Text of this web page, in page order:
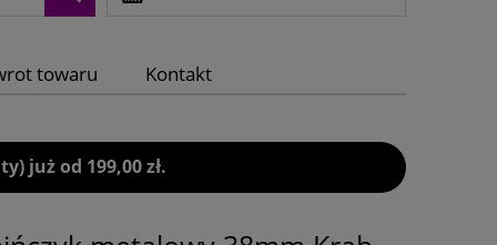
towaru Kontakt
już od 199,00 zł.